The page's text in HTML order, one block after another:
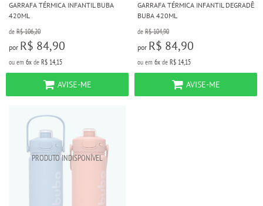
GARRAFA TÉRMICA INFANTIL BUBA
420ML
de R$ 106,20
por R$ 84,90
ou em 6x de R$ 14,15
AVISE-ME
GARRAFA TÉRMICA INFANTIL DEGRADÊ
BUBA 420ML
de R$ 104,90
por R$ 84,90
ou em 6x de R$ 14,15
AVISE-ME